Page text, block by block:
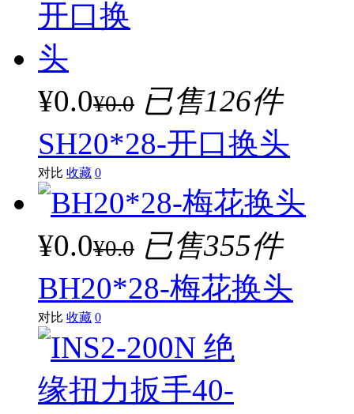
¥0.0¥0.0 已售126件
SH20*28-开口换头
对比 收藏 0
¥0.0¥0.0 已售355件
BH20*28-梅花换头
对比 收藏 0